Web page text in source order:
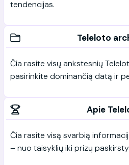
tendencijas.
Teleloto
Čia rasite visų ankstesnių
pasirinkite dominančią datą ir
Apie
Čia rasite visą svarbią
– nuo taisyklių iki prizų